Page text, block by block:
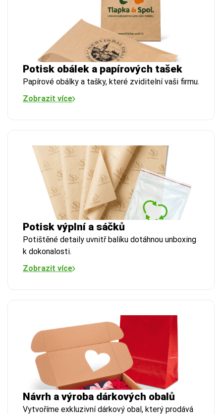
Potisk obálek a papírových tašek
Papírové obálky a tašky, které zviditelní vaši firmu.
Zobrazit více
Potisk výplní a sáčků
Potištěné detaily uvnitř balíku dotáhnou unboxing
k dokonalosti.
Zobrazit více
Návrh a výroba dárkových obalů
Vytvoříme exkluzivní dárkový obal, který prodává